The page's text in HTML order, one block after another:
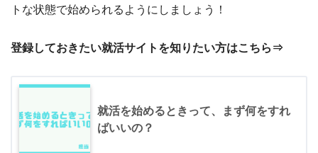
トな状態で始められるようにしましょう！
登録しておきたい就活サイトを知りたい方はこちら⇒
就活を始めるときって、まず何をすれ
ばいいの？